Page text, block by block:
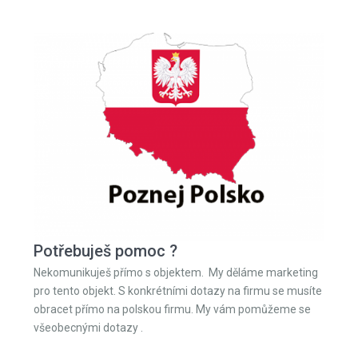
Potřebuješ pomoc ?
Nekomunikuješ přímo s objektem. My děláme marketing
pro tento objekt. S konkrétními dotazy na firmu se musíte
obracet přímo na polskou firmu. My vám pomůžeme se
všeobecnými dotazy .